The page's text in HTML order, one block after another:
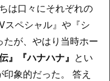
は口々にそれぞれの
スペシャル』や『シ
が、やはり当時ホー
』『ハナハナ』 とい
象的だった。 答え